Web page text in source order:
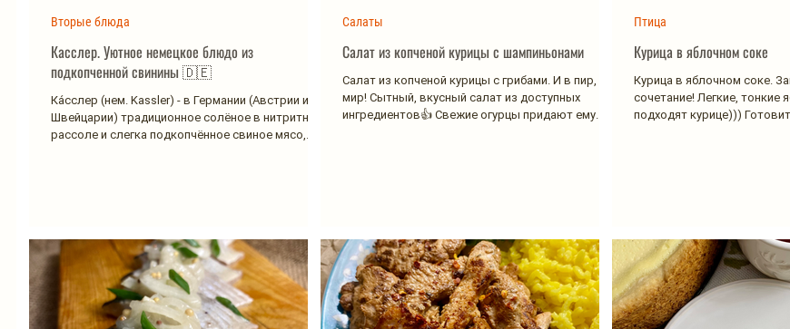
Касслер. Уютное немецкое блюдо из
подкопченной свинины 🇩🇪
Ка́сслер (нем. Kassler) - в Германии (Австрии и
Швейцарии) традиционное солёное в нитритном
рассоле и слегка подкопчённое свиное мясо,...
Вторые блюда
Салат из копченой курицы с шампиньонами
Салат из копченой курицы с грибами. И в пир, и в
мир! Сытный, вкусный салат из доступных
ингредиентов👍 Свежие огурцы придают ему...
Салаты
Курица в яблочном соке
Курица в яблочном соке.
сочетание! Легкие, тонкие
подходят курице)))
Птица